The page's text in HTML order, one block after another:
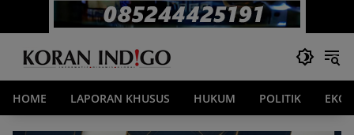
HOME LAPORAN KHUSUS HUKUM POLITIK